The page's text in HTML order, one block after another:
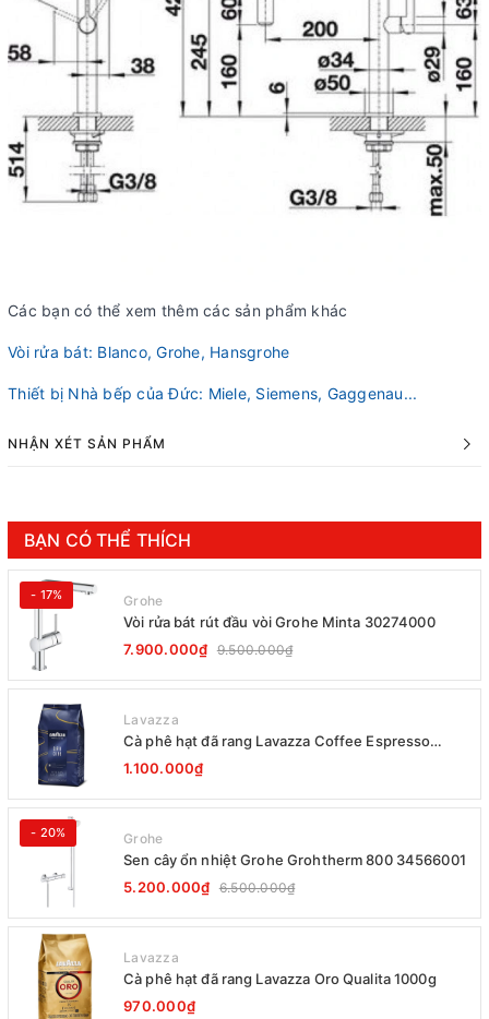
Các bạn có thể xem thêm các sản phẩm khác
Vòi rửa bát: Blanco, Grohe, Hansgrohe
Thiết bị Nhà bếp của Đức: Miele, Siemens, Gaggenau...
NHẬN XÉT SẢN PHẨM
BẠN CÓ THỂ THÍCH
- 17% Grohe
Vòi rửa bát rút đầu vòi Grohe Minta 30274000
7.900.000₫ 9.500.000₫
Lavazza
Cà phê hạt đã rang Lavazza Coffee Espresso
Super Crema 1000g Date 12-2027
1.100.000₫
- 20% Grohe
Sen cây ổn nhiệt Grohe Grohtherm 800 34566001
5.200.000₫ 6.500.000₫
Lavazza
Cà phê hạt đã rang Lavazza Oro Qualita 1000g
970.000₫